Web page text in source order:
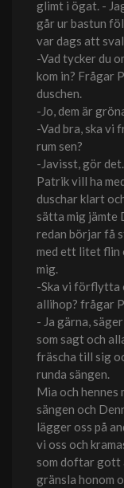
glimt i ögat. -
går ur bastun
var dags att
-Vad tycker du
kom in? Frågar
duschen.
-Jo, dem är
-Vad bra, ska vi
rum sen?
-Javisst, gör
Patrik vill ha
duschar klart
sätta mig jämte
redan börjar få
med ett litet flin
mig.
-Ska vi förflytta
allihop? frågar
- Ja gärna,
som sagt och
fräscha till sig
runda sängen.
Mia och hennes
sängen och
lägger oss på
vi oss och
som doftar gott
gränsla honom